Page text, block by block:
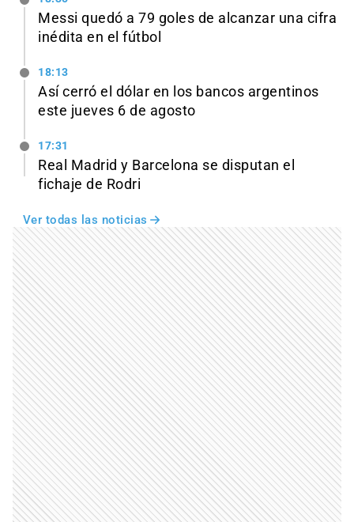
Messi quedó a 79 goles de alcanzar una cifra
inédita en el fútbol
18:13
Así cerró el dólar en los bancos argentinos
este jueves 6 de agosto
17:31
Real Madrid y Barcelona se disputan el
fichaje de Rodri
Ver todas las noticias